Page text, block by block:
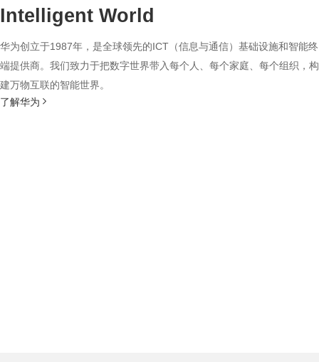
Intelligent World
华为创立于1987年，是全球领先的ICT（信息与通信）基础设施和智能终
端提供商。我们致力于把数字世界带入每个人、每个家庭、每个组织，构
建万物互联的智能世界。
了解华为